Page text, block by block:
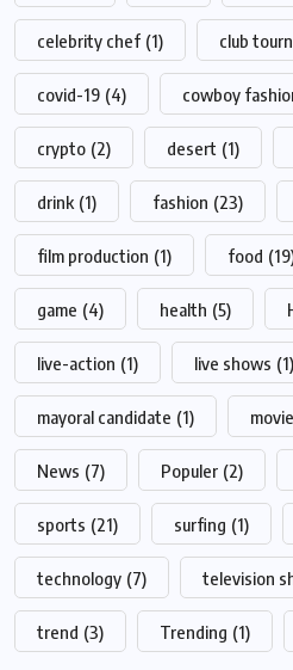
celebrity chef (1) club
covid-19 (4) cowboy
crypto (2) desert (1)
drink (1) fashion (23)
film production (1) food
game (4) health (5)
live-action (1) live shows (1)
mayoral candidate (1)
News (7) Populer (2)
sports (21) surfing (1)
technology (7) television
trend (3) Trending (1)